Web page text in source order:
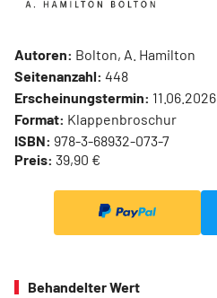
Autoren: Bolton, A. Hamilton
Seitenanzahl: 448
Erscheinungstermin: 11.06.2026
Format: Klappenbroschur
ISBN: 978-3-68932-073-7
Preis: 39,90 €
Behandelter Wert